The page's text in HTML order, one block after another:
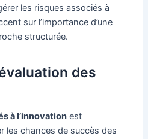
les risques associés à
sur l’importance d’une
structurée.
des
à l’innovation est
les chances de succès des